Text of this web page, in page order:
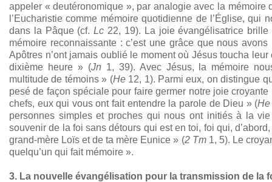
appeler « deutéronomique », par analogie avec la mémoire
l’Eucharistie comme mémoire quotidienne de l’Église, qui
dans la Pâque (cf.Lc 22, 19). La joie évangélisatrice
mémoire reconnaissante : c’est une grâce que nous
Apôtres n’ont jamais oublié le moment où Jésus toucha
dixième heure » (Jn 1, 39). Avec Jésus, la mémoire
multitude de témoins » (He 12, 1). Parmi eux, on distingue
pesé de façon spéciale pour faire germer notre joie
chefs, eux qui vous ont fait entendre la parole de Dieu » (
personnes simples et proches qui nous ont initiés à la
souvenir de la foi sans détours qui est en toi, foi qui,
grand-mère Loïs et de ta mère Eunice » (2 Tm 1, 5). Le
quelqu’un qui fait mémoire ».
3. La nouvelle évangélisation pour la transmission de la